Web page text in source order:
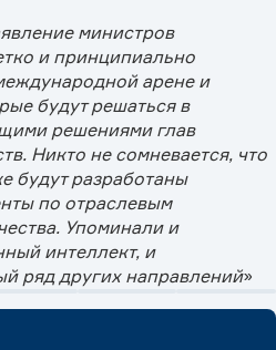
министров
и принципиально
арене и
будут решаться в
решениями глав
Никто не сомневается, что
будут разработаны
по отраслевым
Упоминали и
интеллект, и
ряд других направлений»